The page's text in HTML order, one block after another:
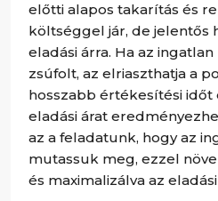
előtti alapos takarítás és
költséggel jár, de jelentős
eladási árra. Ha az
zsúfolt, az elriaszthatja a
hosszabb értékesítési időt
eladási árat
az a feladatunk, hogy az
mutassuk meg, ezzel
és maximalizálva az